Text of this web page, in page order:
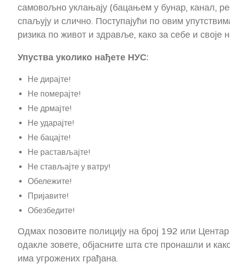
самовољно уклањају (бацањем у бунар, канал,
спаљују и слично. Поступајући по овим
ризика по живот и здравље, како за себе и своје
Упуства уколико нађете НУС:
Не дирајте!
Не померајте!
Не дрмајте!
Не ударајте!
Не бацајте!
Не растављајте!
Не стављајте у ватру!
Обележите!
Пријавите!
Обезбедите!
Одмах позовите полицију на број 192 или
одакле зовете, објасните шта сте пронашли и
има угрожених грађана.